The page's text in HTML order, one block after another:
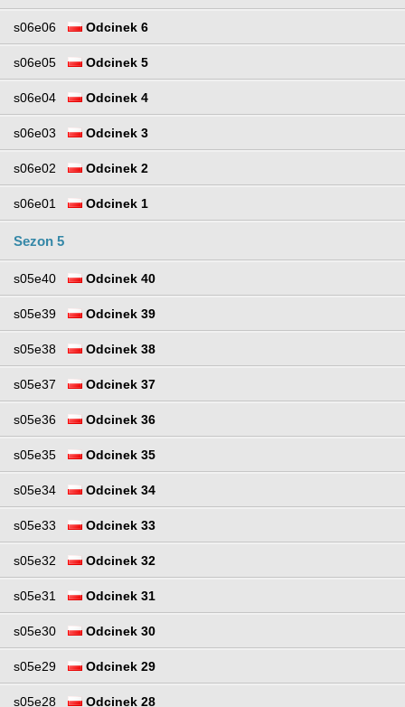
s06e06 Odcinek 6
s06e05 Odcinek 5
s06e04 Odcinek 4
s06e03 Odcinek 3
s06e02 Odcinek 2
s06e01 Odcinek 1
Sezon 5
s05e40 Odcinek 40
s05e39 Odcinek 39
s05e38 Odcinek 38
s05e37 Odcinek 37
s05e36 Odcinek 36
s05e35 Odcinek 35
s05e34 Odcinek 34
s05e33 Odcinek 33
s05e32 Odcinek 32
s05e31 Odcinek 31
s05e30 Odcinek 30
s05e29 Odcinek 29
s05e28 Odcinek 28